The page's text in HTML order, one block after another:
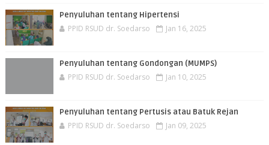
Penyuluhan tentang Hipertensi
PPID RSUD dr. Soedarso Jan 16, 2025
Penyuluhan tentang Gondongan (MUMPS)
PPID RSUD dr. Soedarso Jan 10, 2025
Penyuluhan tentang Pertusis atau Batuk Rejan
PPID RSUD dr. Soedarso Jan 09, 2025